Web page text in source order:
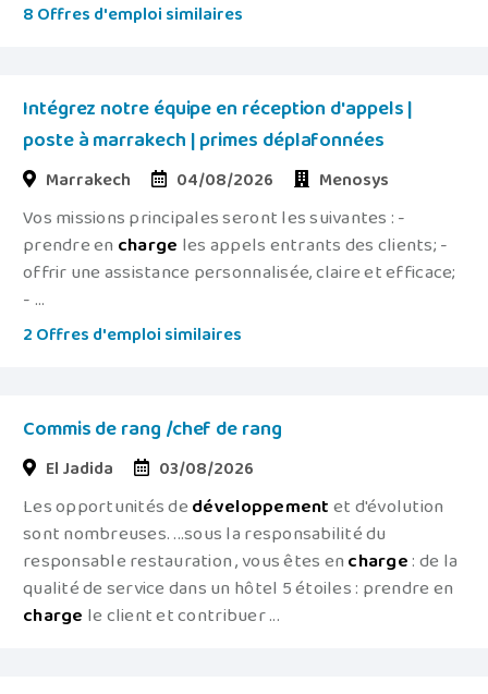
8 Offres d'emploi similaires
Intégrez notre équipe en réception d'appels |
poste à marrakech | primes déplafonnées
Marrakech 04/08/2026 Menosys
Vos missions principales seront les suivantes : -
prendre encharge les appels entrants des clients; -
offrir une assistance personnalisée, claire et efficace;
- ...
2 Offres d'emploi similaires
Commis de rang /chef de rang
El Jadida 03/08/2026
Les opportunités dedéveloppementet d'évolution
sont nombreuses. ...sous la responsabilité du
responsable restauration , vous êtes encharge: de la
qualité de service dans un hôtel 5 étoiles : prendre en
charge le client et contribuer ...